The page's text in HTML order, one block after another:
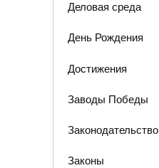
Деловая среда
День Рождения
Достижения
Заводы Победы
Законодательство
Законы